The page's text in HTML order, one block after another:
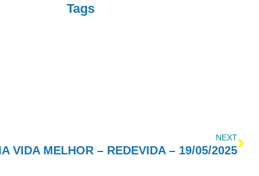
Tags
NEXT
VIDA MELHOR – REDEVIDA – 19/05/2025